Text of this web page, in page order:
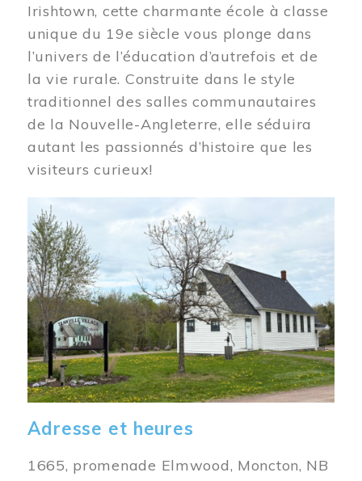
Irishtown, cette charmante école à classe
unique du 19e siècle vous plonge dans
l’univers de l’éducation d’autrefois et de
la vie rurale. Construite dans le style
traditionnel des salles communautaires
de la Nouvelle-Angleterre, elle séduira
autant les passionnés d’histoire que les
visiteurs curieux!
Image
Adresse et heures
1665, promenade Elmwood, Moncton, NB